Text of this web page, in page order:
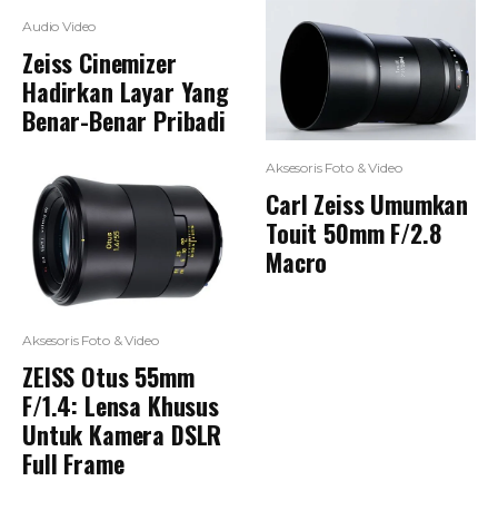
Audio Video
Zeiss Cinemizer
Hadirkan Layar Yang
Benar-Benar Pribadi
Aksesoris Foto & Video
ZEISS Otus 55mm
F/1.4: Lensa Khusus
Untuk Kamera DSLR
Full Frame
Aksesoris Foto & Video
Carl Zeiss Umumkan
Touit 50mm F/2.8
Macro